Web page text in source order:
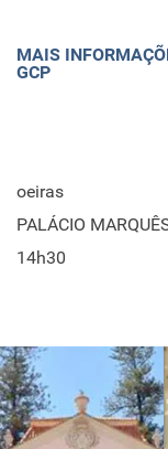
MAIS
GCP
oeiras
PALÁCIO
14h30